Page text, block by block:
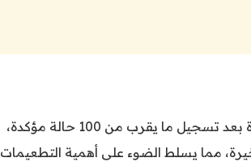
أثار تفشي الحصبة في ولاية تكساس مخاوف صحية كبيرة بعد تسجيل ما يقرب من 100 حالة مؤكدة،
مما يسلط الضوء على أهمية التطعيمات